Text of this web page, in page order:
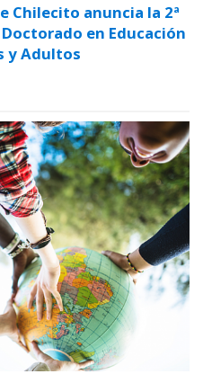
Chilecito anuncia la 2ª
en Educación
y Adultos